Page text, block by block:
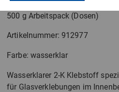
500 g Arbeitspack (Dosen)
Artikelnummer: 912977
Farbe: wasserklar
Wasserklarer 2-K Klebstoff
für Glasverklebungen im